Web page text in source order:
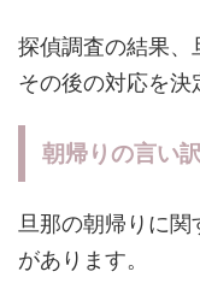
探偵調査の結果、
その後の対応を決
朝帰りの言い
旦那の朝帰りに
があります。